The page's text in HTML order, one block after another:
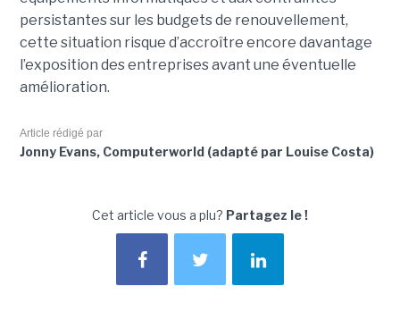
persistantes sur les budgets de renouvellement,
cette situation risque d’accroître encore davantage
l’exposition des entreprises avant une éventuelle
amélioration.
Article rédigé par
Jonny Evans, Computerworld (adapté par Louise Costa)
Cet article vous a plu? Partagez le !